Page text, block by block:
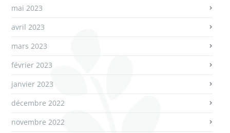
mai 2023
avril 2023
mars 2023
février 2023
janvier 2023
décembre 2022
novembre 2022